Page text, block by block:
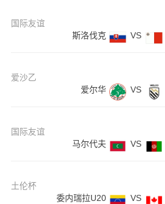
国际友谊
斯洛伐克
VS
爱沙乙
爱尔华
VS
国际友谊
马尔代夫
VS
土伦杯
委内瑞拉U20
VS